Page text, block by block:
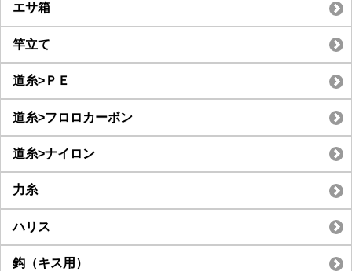
エサ箱
竿立て
道糸>ＰＥ
道糸>フロロカーボン
道糸>ナイロン
力糸
ハリス
鈎（キス用）